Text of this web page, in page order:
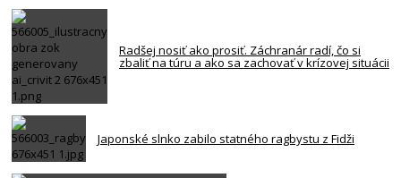
Radšej nosiť ako prosiť. Záchranár radí, čo si
zbaliť na túru a ako sa zachovať v krízovej situácii
Japonské slnko zabilo statného ragbystu z Fidži